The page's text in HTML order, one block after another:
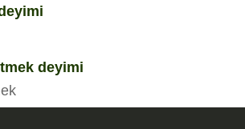
deyimi